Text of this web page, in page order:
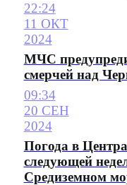
22:24
11 ОКТ
2024
МЧС
смерчей над
09:34
20 СЕН
2024
Погода в
следующей
Средиземном